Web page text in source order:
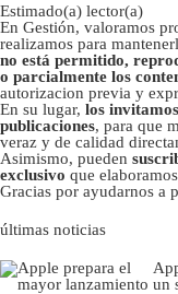
Estimado(a) lector(a)
En Gestión, valoramos
realizamos para
no está permitido,
o parcialmente los
autorizacion previa y
En su lugar, los
publicaciones, para que
veraz y de calidad
Asimismo, pueden
exclusivo que
Gracias por ayudarnos a
últimas noticias
un